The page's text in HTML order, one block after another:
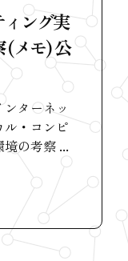
ング実
(メモ) 公
ターネッ
・コンピ
の考察 ...